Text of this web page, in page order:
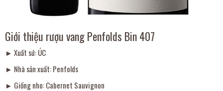
Giới thiệu rượu vang Penfolds Bin 407
► Xuất sứ:ÚC
► Nhà sản xuất:Penfolds
► Giống nho:Cabernet Sauvignon